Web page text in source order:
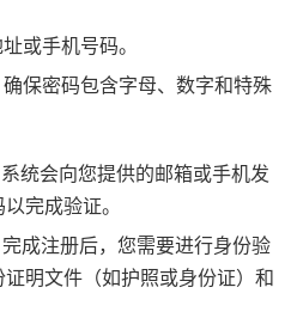
或手机号码。
保密码包含字母、数字和特殊
统会向您提供的邮箱或手机发
完成验证。
完成注册后，您需要进行身份验
明文件（如护照或身份证）和